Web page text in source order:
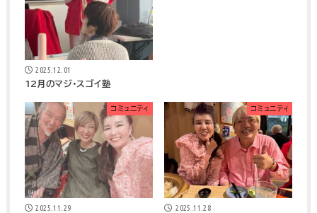
2025.12.01
12月のマジ・スゴイ塾
コミュニティ
2025.11.29
コミュニティ
2025.11.28